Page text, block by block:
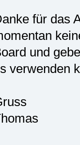
für das
und
verwenden